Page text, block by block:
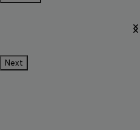
Next